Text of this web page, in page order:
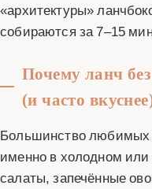
«архитектуры»
собираются за 7–15
Почему ланч
(и часто
Большинство любимых
именно в холодном
салаты, запечённые